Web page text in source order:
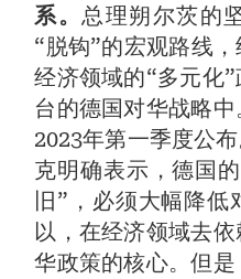
系。总理朔尔茨的
“脱钩”的宏观路线
经济领域的“多元化
台的德国对华战略
2023年第一季度公
克明确表示，德国
旧”，必须大幅降
以，在经济领域去
华政策的核心。但